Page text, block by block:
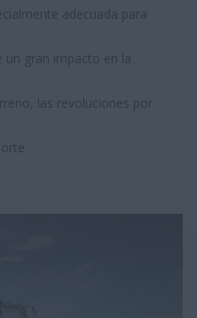
adecuada para
un gran impacto en la
las revoluciones por